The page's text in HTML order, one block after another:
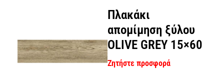
Πλακάκι
απομίμηση ξύλου
OLIVE GREY 15×60
Ζητήστε προσφορά